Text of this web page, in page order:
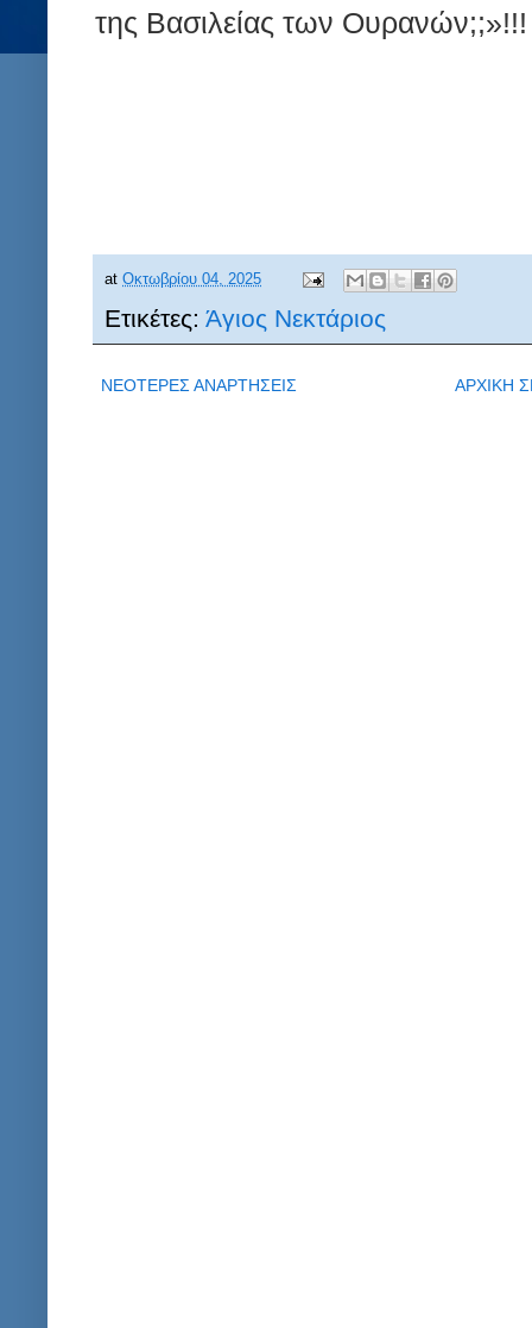
της Βασιλείας των Ουρανών;;»!!!
at Οκτωβρίου 04, 2025
Ετικέτες: Άγιος Νεκτάριος
ΝΕΟΤΕΡΕΣ ΑΝΑΡΤΗΣΕΙΣ ΑΡΧΙΚΗ